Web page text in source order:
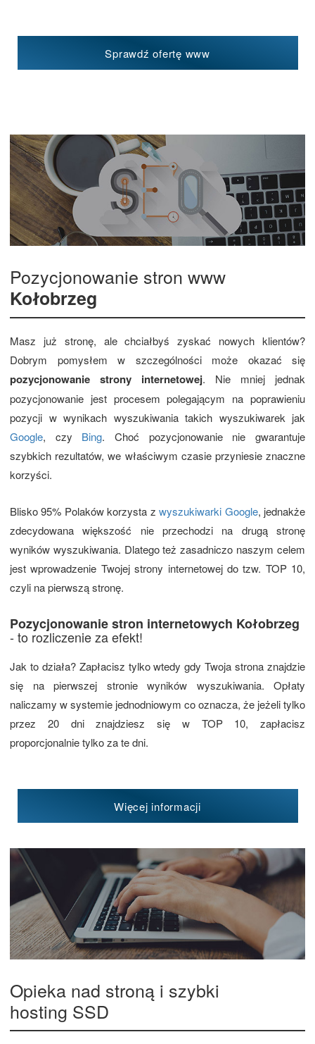
Sprawdź ofertę www
Pozycjonowanie stron www
Kołobrzeg
Masz już stronę, ale chciałbyś zyskać nowych klientów?
Dobrym pomysłem w szczególności może okazać się
pozycjonowanie strony internetowej. Nie mniej jednak
pozycjonowanie jest procesem polegającym na poprawieniu
pozycji w wynikach wyszukiwania takich wyszukiwarek jak
Google, czy Bing. Choć pozycjonowanie nie gwarantuje
szybkich rezultatów, we właściwym czasie przyniesie znaczne
korzyści.
Blisko 95% Polaków korzysta zwyszukiwarki Google, jednakże
zdecydowana większość nie przechodzi na drugą stronę
wyników wyszukiwania. Dlatego też zasadniczo naszym celem
jest wprowadzenie Twojej strony internetowej do tzw. TOP 10,
czyli na pierwszą stronę.
Pozycjonowanie stron internetowych Kołobrzeg
- to rozliczenie za efekt!
Jak to działa? Zapłacisz tylko wtedy gdy Twoja strona znajdzie
się na pierwszej stronie wyników wyszukiwania. Opłaty
naliczamy w systemie jednodniowym co oznacza, że jeżeli tylko
przez 20 dni znajdziesz się w TOP 10, zapłacisz
proporcjonalnie tylko za te dni.
Więcej informacji
Opieka nad stroną i szybki
hosting SSD